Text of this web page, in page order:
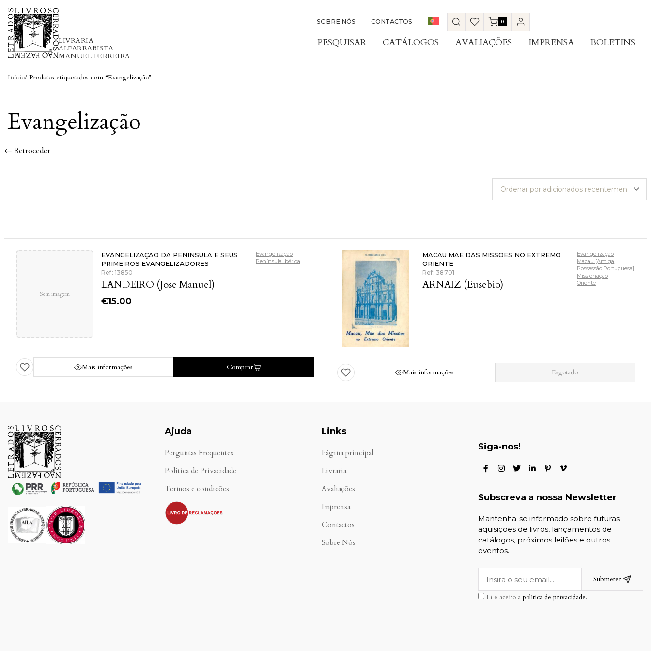
Skip to content
LIVRARIA
ALFARRABISTA
MANUEL FERREIRA
SOBRE NÓS CONTACTOS 0
PESQUISAR CATÁLOGOS AVALIAÇÕES IMPRENSA BOLETINS
Início/ Produtos etiquetados com “Evangelização”
Evangelização
← Retroceder
Sem imagem
EVANGELIZAÇAO DA PENINSULA E SEUS
PRIMEIROS EVANGELIZADORES
Ref: 13850
LANDEIRO (Jose Manuel)
€15.00
Evangelização
Península Ibérica
Mais informações Comprar
MACAU MAE DAS MISSOES NO EXTREMO
ORIENTE
Ref: 38701
ARNAIZ (Eusebio)
Evangelização
Macau [Antiga
Possessão Portuguesa]
Missionação
Oriente
Mais informações Esgotado
Ajuda
Perguntas Frequentes
Política de Privacidade
Termos e condições
.
Links
Página principal
Livraria
Avaliações
Imprensa
Contactos
Sobre Nós
Siga-nos!
Subscreva a nossa Newsletter
Mantenha-se informado sobre futuras
aquisições de livros, lançamentos de
catálogos, próximos leilões e outros
eventos.
Submeter
Li e aceito apolítica de privacidade.